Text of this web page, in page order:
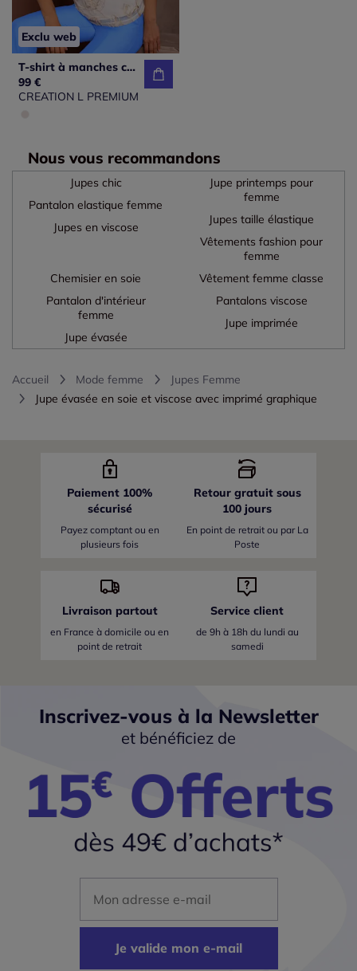
Exclu web
T-shirt à manches courtes avec broderies et maille transparente
99 €
CREATION L PREMIUM
Nous vous recommandons
Jupes chic
Pantalon elastique femme
Jupes en viscose
Jupe printemps pour
femme
Jupes taille élastique
Vêtements fashion pour
femme
Chemisier en soie
Pantalon d'intérieur
femme
Jupe évasée
Vêtement femme classe
Pantalons viscose
Jupe imprimée
Accueil Mode femme
Jupes Femme
Jupe évasée en soie et viscose avec imprimé graphique
Paiement 100%
sécurisé
Payez comptant ou en
plusieurs fois
Retour gratuit sous
100 jours
En point de retrait ou par La
Poste
Livraison partout
en France à domicile ou en
point de retrait
Service client
de 9h à 18h du lundi au
samedi
Inscrivez-vous à la Newsletter
et bénéficiez de
Je valide mon e-mail